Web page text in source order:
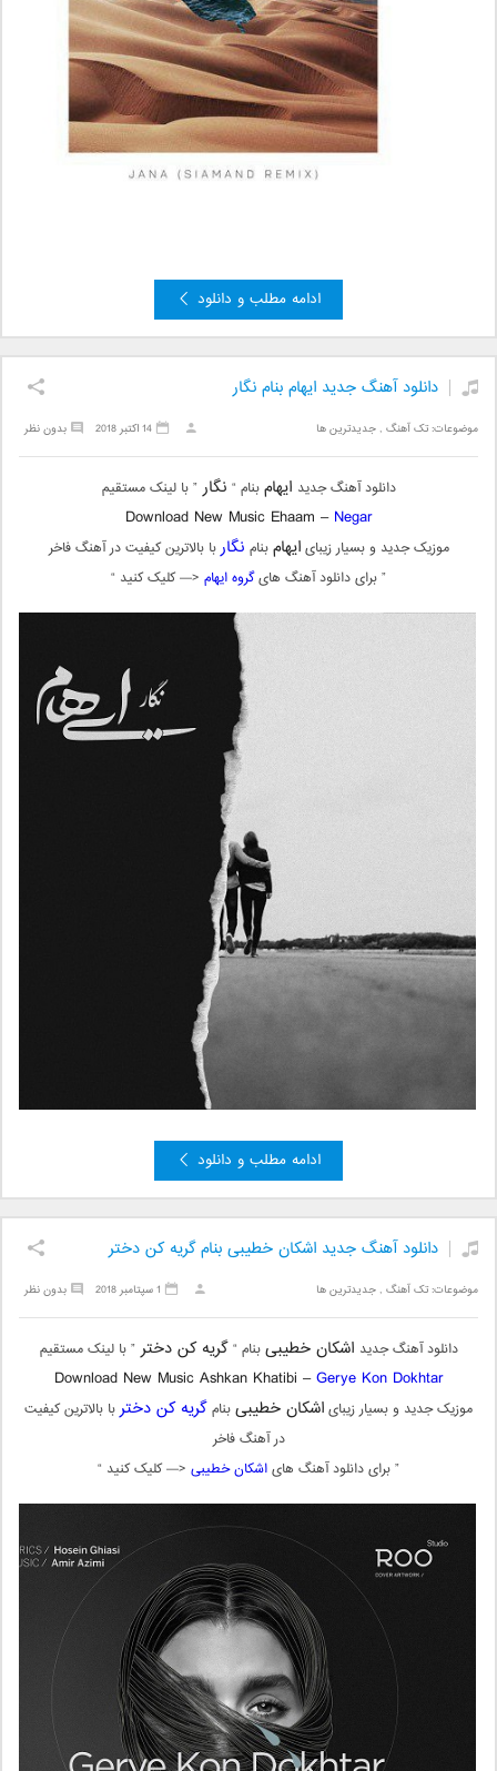
ادامه مطلب و دانلود
دانلود آهنگ جدید ایهام بنام نگار
موضوعات:تک آهنگ ,جدیدترین ها بدون نظر 14 اکتبر 2018
دانلود آهنگ جدید ایهامبنام “ نگار” با لینک مستقیم
Download New Music Ehaam – Negar
موزیک جدید و بسیار زیبایایهامبنام نگاربا بالاترین کیفیت در آهنگ فاخر
” برای دانلود آهنگ هایگروه ایهام <— کلیک کنید “
ادامه مطلب و دانلود
دانلود آهنگ جدید اشکان خطیبی بنام گریه کن دختر
موضوعات:تک آهنگ ,جدیدترین ها بدون نظر 1 سپتامبر 2018
دانلود آهنگ جدید اشکان خطیبیبنام “گریه کن دختر” با لینک مستقیم
Download New Music Ashkan Khatibi –Gerye Kon Dokhtar
موزیک جدید و بسیار زیبایاشکان خطیبیبنام گریه کن دختربا بالاترین کیفیت
در آهنگ فاخر
” برای دانلود آهنگ هایاشکان خطیبی <— کلیک کنید “